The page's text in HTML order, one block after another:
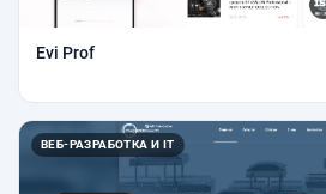
Evi Prof
ВЕБ-РАЗРАБОТКА И IT